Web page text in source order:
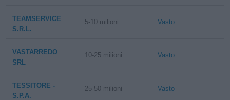
TEAMSERVICE
S.R.L.
5-10 milioni Vasto
VASTARREDO
SRL
10-25 milioni Vasto
TESSITORE -
S.P.A.
25-50 milioni Vasto